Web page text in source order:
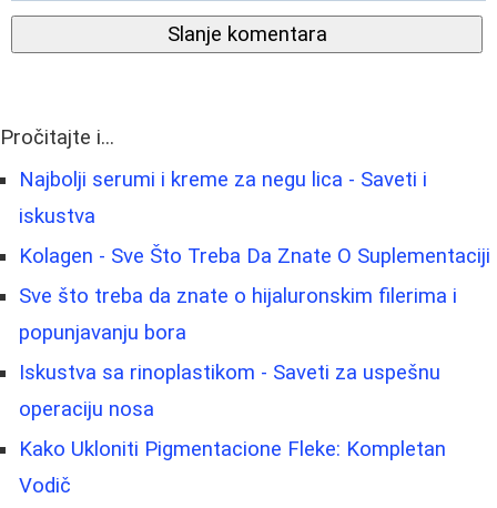
Slanje komentara
Pročitajte i...
Najbolji serumi i kreme za negu lica - Saveti i
iskustva
Kolagen - Sve Što Treba Da Znate O Suplementaciji
Sve što treba da znate o hijaluronskim filerima i
popunjavanju bora
Iskustva sa rinoplastikom - Saveti za uspešnu
operaciju nosa
Kako Ukloniti Pigmentacione Fleke: Kompletan
Vodič